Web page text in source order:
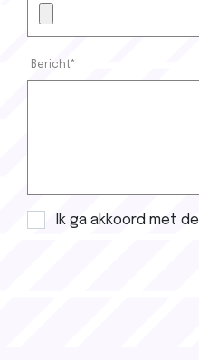
Bericht*
Privacy policy
Ik ga akkoord met de